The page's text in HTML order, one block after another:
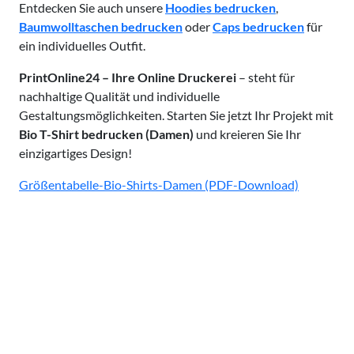
Entdecken Sie auch unsere Hoodies bedrucken
Baumwolltaschen bedruckenoderCaps bedruckenfür
ein individuelles Outfit.
PrintOnline24 – Ihre Online Druckerei – steht für
nachhaltige Qualität und individuelle
Gestaltungsmöglichkeiten. Starten Sie jetzt Ihr Projekt mit
Bio T-Shirt bedrucken (Damen) und kreieren Sie Ihr
einzigartiges Design!
Größentabelle-Bio-Shirts-Damen (PDF-Download)